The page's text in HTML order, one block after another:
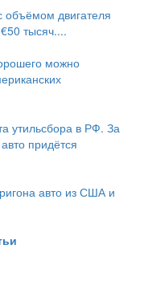
двигателя
тысяч....
можно
утильсбора в РФ. За
придётся
авто из США и